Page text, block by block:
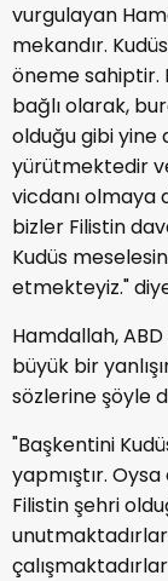
vurgulayan
mekandır.
öneme sahiptir.
bağlı olarak,
olduğu gibi yine
yürütmektedir
vicdanı
bizler Filistin
Kudüs
etmekteyiz."
Hamdallah,
büyük bir
sözlerine şöyle
"Başkentini
yapmıştır.
Filistin şehri